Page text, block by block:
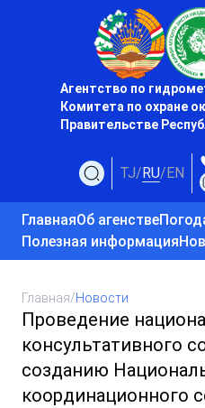
Агентство по
Комитета по охране
Правительстве
TJ/RU/EN
ГлавнаяОб агенстве
Полезная информация
Главная/Новости
Проведение
консультативного
созданию
координационного